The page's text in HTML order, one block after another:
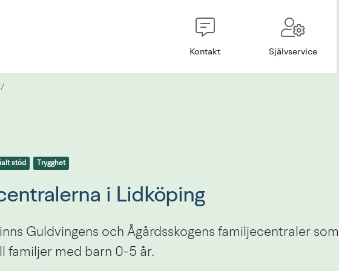
Kontakt Självservice
/
stöd Trygghet
i Lidköping
Guldvingens och Ågårdsskogens familjecentraler som
familjer med barn 0-5 år.